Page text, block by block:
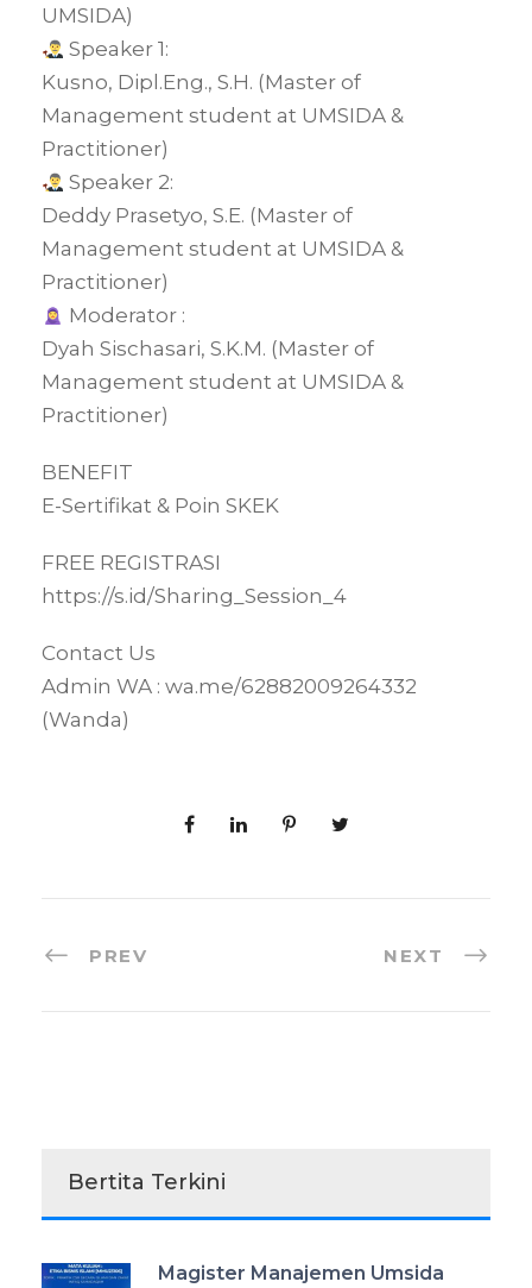
UMSIDA)
Speaker 1:
Kusno, Dipl.Eng., S.H. (Master of
Management student at UMSIDA &
Practitioner)
Speaker 2:
Deddy Prasetyo, S.E. (Master of
Management student at UMSIDA &
Practitioner)
Moderator :
Dyah Sischasari, S.K.M. (Master of
Management student at UMSIDA &
Practitioner)
BENEFIT
E-Sertifikat & Poin SKEK
FREE REGISTRASI
https://s.id/Sharing_Session_4
Contact Us
Admin WA : wa.me/62882009264332
(Wanda)
PREV NEXT
Bertita Terkini
Magister Manajemen Umsida